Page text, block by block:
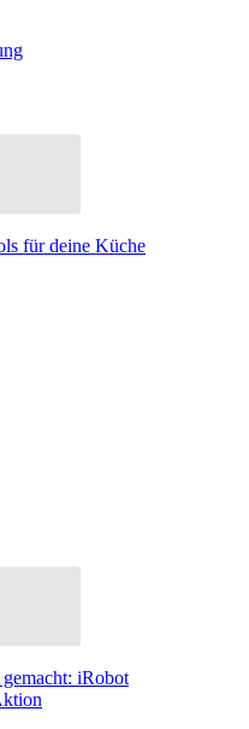
für deine Küche
iRobot